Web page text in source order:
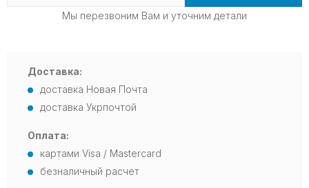
Мы перезвоним Вам и уточним детали
Доставка:
доставка Новая Почта
доставка Укрпочтой
Оплата:
картами Visa / Mastercard
безналичный расчет